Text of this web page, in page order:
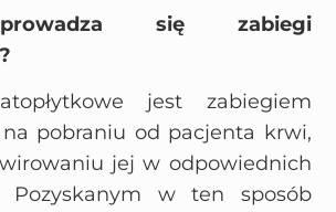
się zabiegi
jest zabiegiem
pobraniu od pacjenta krwi,
jej w odpowiednich
Pozyskanym w ten sposób